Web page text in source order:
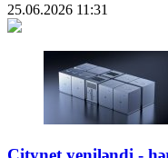
25.06.2026 11:31